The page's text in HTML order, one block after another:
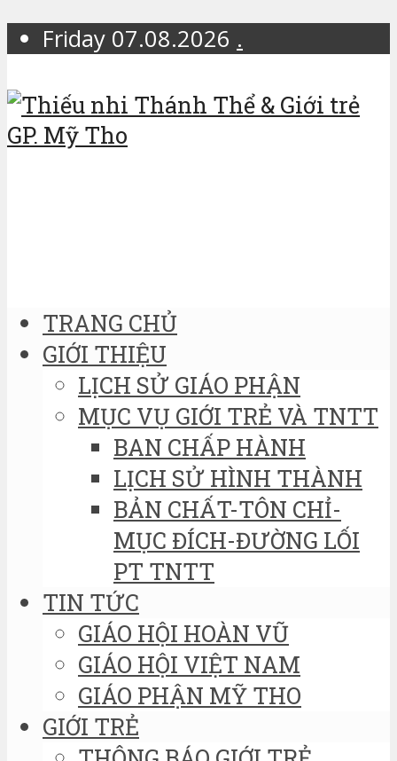
Friday 07.08.2026 .
TRANG CHỦ
GIỚI THIỆU
LỊCH SỬ GIÁO PHẬN
MỤC VỤ GIỚI TRẺ VÀ TNTT
BAN CHẤP HÀNH
LỊCH SỬ HÌNH THÀNH
BẢN CHẤT-TÔN CHỈ-
MỤC ĐÍCH-ĐƯỜNG LỐI
PT TNTT
TIN TỨC
GIÁO HỘI HOÀN VŨ
GIÁO HỘI VIỆT NAM
GIÁO PHẬN MỸ THO
GIỚI TRẺ